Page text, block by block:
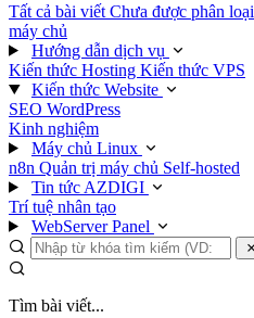
Tất cả bài viết Chưa được phân loại
máy chủ
Hướng dẫn dịch vụ
Kiến thức Hosting Kiến thức VPS
Kiến thức Website
SEO WordPress
Kinh nghiệm
Máy chủ Linux
n8n Quản trị máy chủ Self-hosted
Tin tức AZDIGI
Trí tuệ nhân tạo
WebServer Panel
Tìm bài viết...